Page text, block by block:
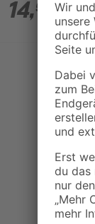
14,99 €